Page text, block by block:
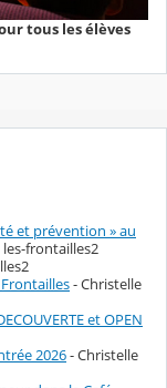
tous les élèves
et prévention » au
frontailles2
- Christelle
et OPEN
2026- Christelle